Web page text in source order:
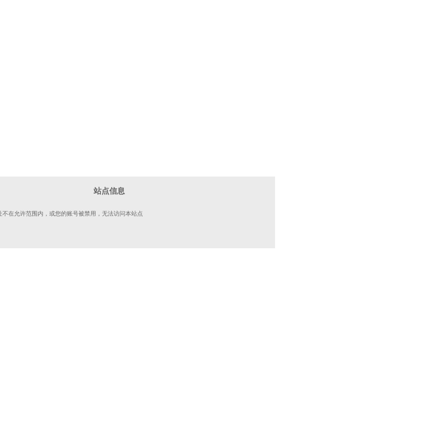
站点信息
不在允许范围内，或您的账号被禁用，无法访问本站点